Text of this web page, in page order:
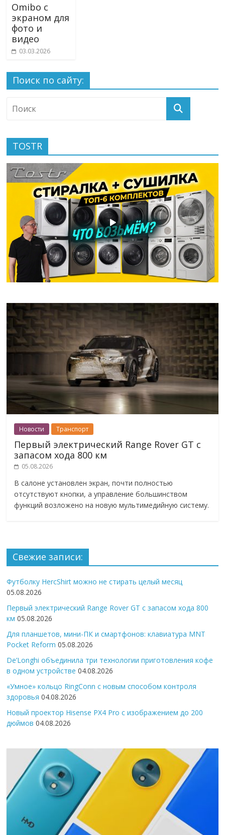
Omibo с
экраном для
фото и
видео
03.03.2026
Поиск по сайту:
TOSTR
Новости Транспорт
Первый электрический Range Rover GT с
запасом хода 800 км
05.08.2026
В салоне установлен экран, почти полностью
отсутствуют кнопки, а управление большинством
функций возложено на новую мультимедийную систему.
Свежие записи:
Футболку HercShirt можно не стирать целый месяц
05.08.2026
Первый электрический Range Rover GT с запасом хода 800
км 05.08.2026
Для планшетов, мини-ПК и смартфонов: клавиатура MNT
Pocket Reform 05.08.2026
De’Longhi объединила три технологии приготовления кофе
в одном устройстве 04.08.2026
«Умное» кольцо RingConn с новым способом контроля
здоровья 04.08.2026
Новый проектор Hisense PX4 Pro с изображением до 200
дюймов 04.08.2026